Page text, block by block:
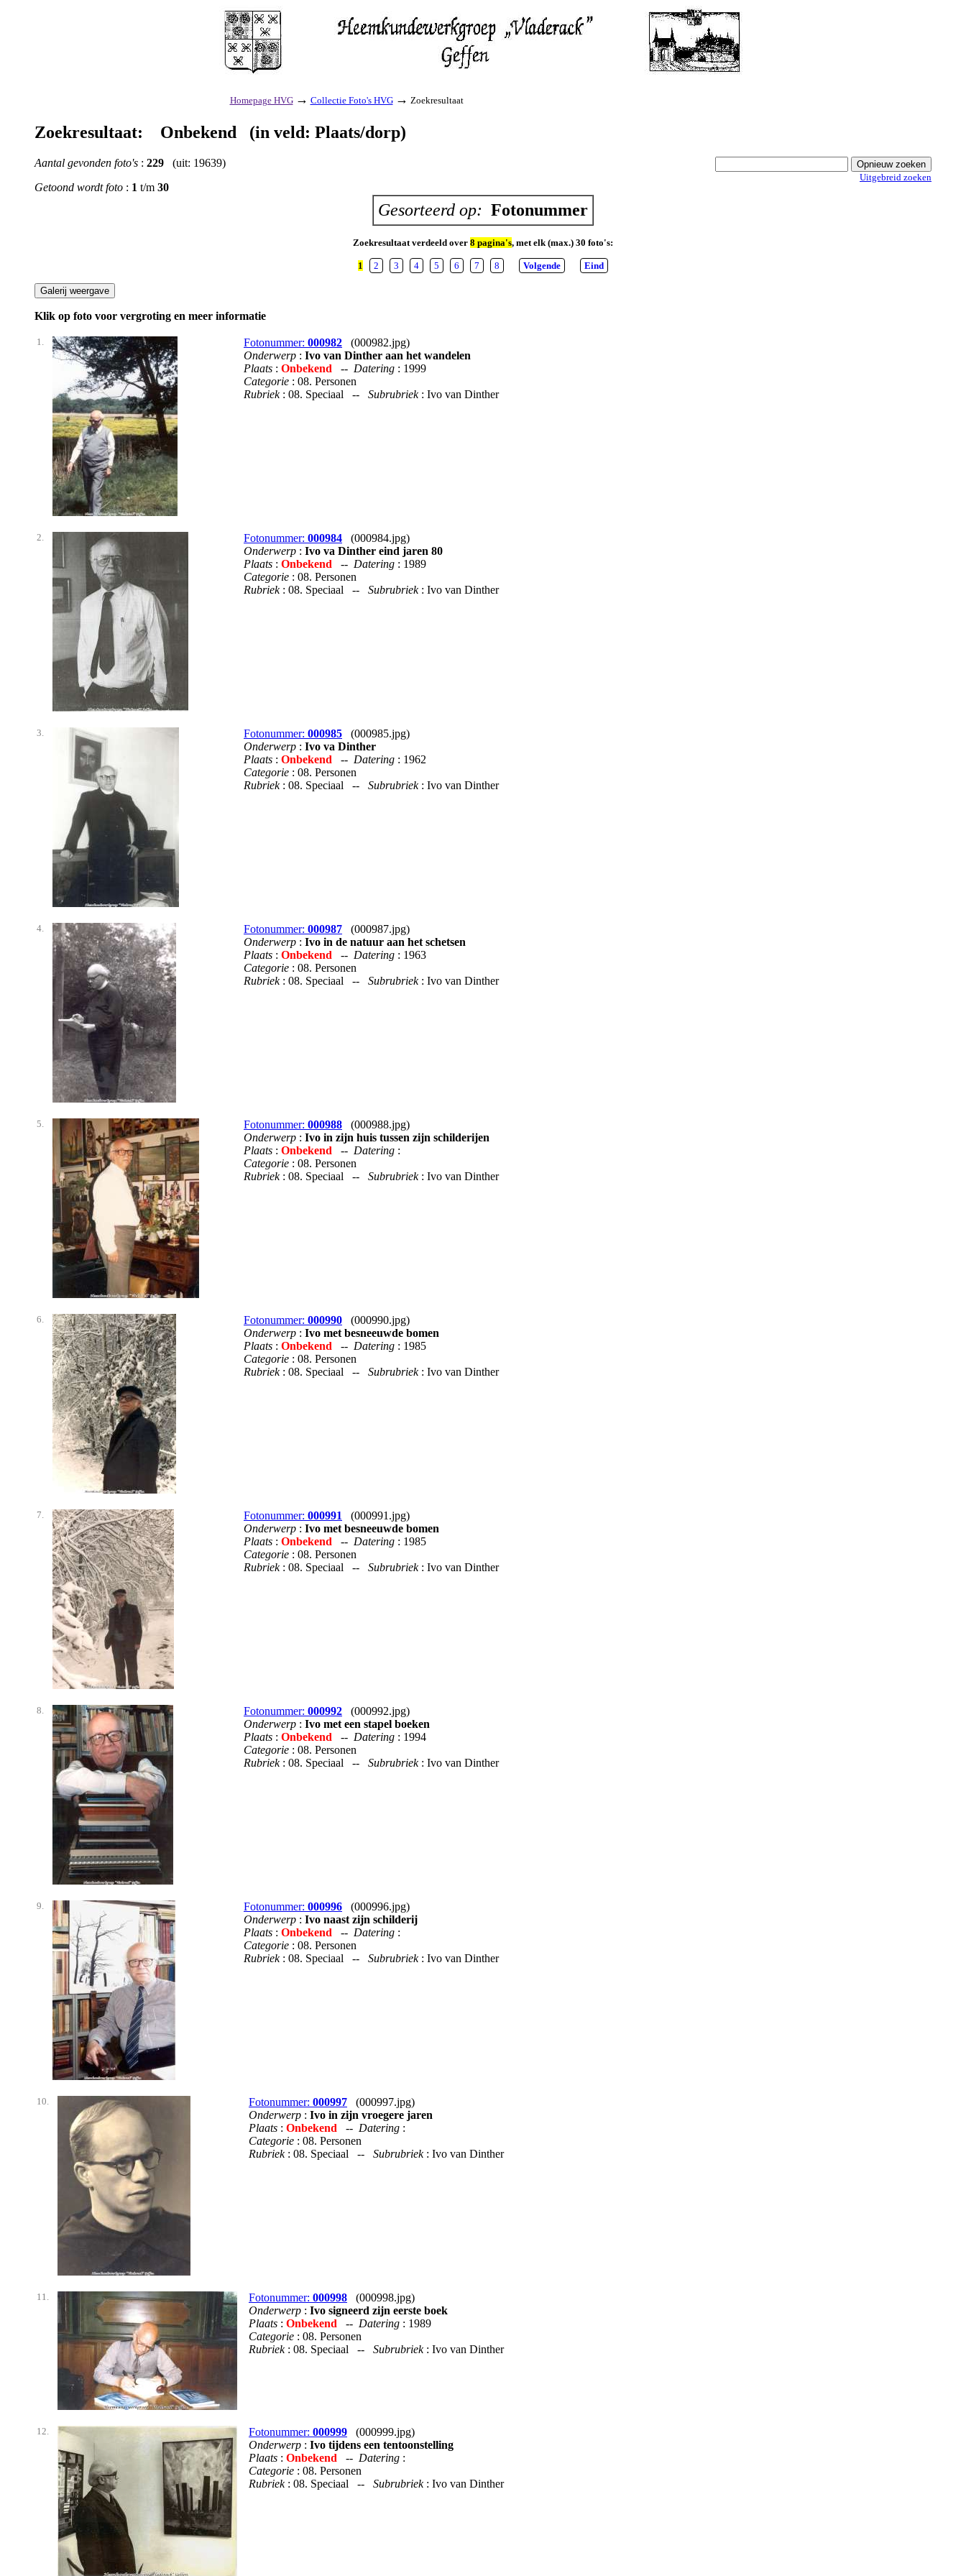
Homepage HVG → Collectie Foto's HVG → Zoekresultaat
Zoekresultaat: Onbekend (in veld: Plaats/dorp)
Aantal gevonden foto's : 229 (uit: 19639)
Getoond wordt foto : 1 t/m 30
Uitgebreid zoeken
Gesorteerd op: Fotonummer
Zoekresultaat verdeeld over 8 pagina's, met elk (max.) 30 foto's:
1 2 3 4 5 6 7 8 Volgende Eind
Klik op foto voor vergroting en meer informatie
1. Fotonummer: 000982 (000982.jpg)
Onderwerp : Ivo van Dinther aan het wandelen
Plaats : Onbekend -- Datering : 1999
Categorie : 08. Personen
Rubriek : 08. Speciaal -- Subrubriek : Ivo van Dinther
2. Fotonummer: 000984 (000984.jpg)
Onderwerp : Ivo va Dinther eind jaren 80
Plaats : Onbekend -- Datering : 1989
Categorie : 08. Personen
Rubriek : 08. Speciaal -- Subrubriek : Ivo van Dinther
3. Fotonummer: 000985 (000985.jpg)
Onderwerp : Ivo va Dinther
Plaats : Onbekend -- Datering : 1962
Categorie : 08. Personen
Rubriek : 08. Speciaal -- Subrubriek : Ivo van Dinther
4. Fotonummer: 000987 (000987.jpg)
Onderwerp : Ivo in de natuur aan het schetsen
Plaats : Onbekend -- Datering : 1963
Categorie : 08. Personen
Rubriek : 08. Speciaal -- Subrubriek : Ivo van Dinther
5. Fotonummer: 000988 (000988.jpg)
Onderwerp : Ivo in zijn huis tussen zijn schilderijen
Plaats : Onbekend -- Datering :
Categorie : 08. Personen
Rubriek : 08. Speciaal -- Subrubriek : Ivo van Dinther
6. Fotonummer: 000990 (000990.jpg)
Onderwerp : Ivo met besneeuwde bomen
Plaats : Onbekend -- Datering : 1985
Categorie : 08. Personen
Rubriek : 08. Speciaal -- Subrubriek : Ivo van Dinther
7. Fotonummer: 000991
(000991.jpg)
Onderwerp : Ivo met besneeuwde bomen
Plaats : Onbekend -- Datering : 1985
Categorie : 08. Personen
Rubriek : 08. Speciaal -- Subrubriek : Ivo van Dinther
8. Fotonummer: 000992 (000992.jpg)
Onderwerp : Ivo met een stapel boeken
Plaats : Onbekend -- Datering : 1994
Categorie : 08. Personen
Rubriek : 08. Speciaal -- Subrubriek : Ivo van Dinther
9. Fotonummer: 000996 (000996.jpg)
Onderwerp : Ivo naast zijn schilderij
Plaats : Onbekend -- Datering :
Categorie : 08. Personen
Rubriek : 08. Speciaal -- Subrubriek : Ivo van Dinther
10. Fotonummer: 000997 (000997.jpg)
Onderwerp : Ivo in zijn vroegere jaren
Plaats : Onbekend -- Datering :
Categorie : 08. Personen
Rubriek : 08. Speciaal -- Subrubriek : Ivo van Dinther
11. Fotonummer: 000998 (000998.jpg)
Onderwerp : Ivo signeerd zijn eerste boek
Plaats : Onbekend -- Datering : 1989
Categorie : 08. Personen
Rubriek : 08. Speciaal -- Subrubriek : Ivo van Dinther
12. Fotonummer: 000999 (000999.jpg)
Onderwerp : Ivo tijdens een tentoonstelling
Plaats : Onbekend -- Datering :
Categorie : 08. Personen
Rubriek : 08. Speciaal -- Subrubriek : Ivo van Dinther